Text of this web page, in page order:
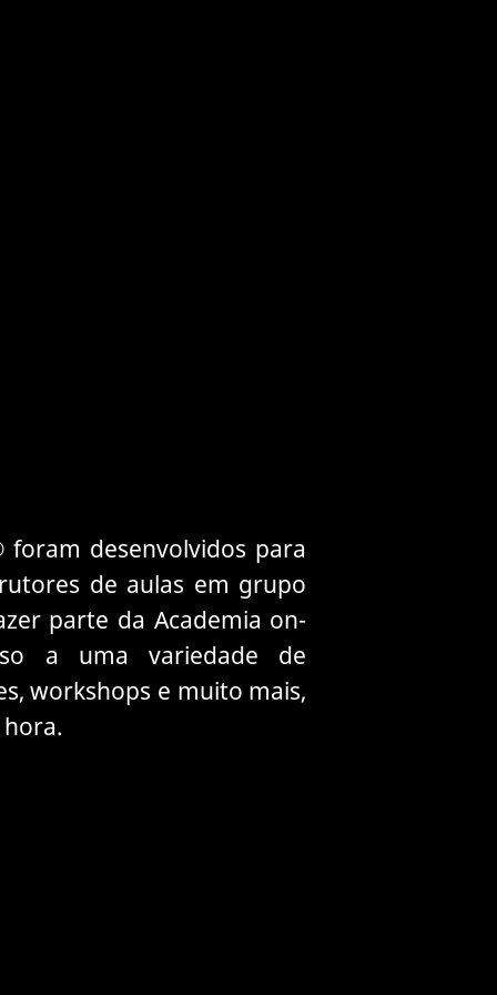
desenvolvidos para
de aulas em grupo
parte da Academia on-
a uma variedade de
workshops e muito mais,